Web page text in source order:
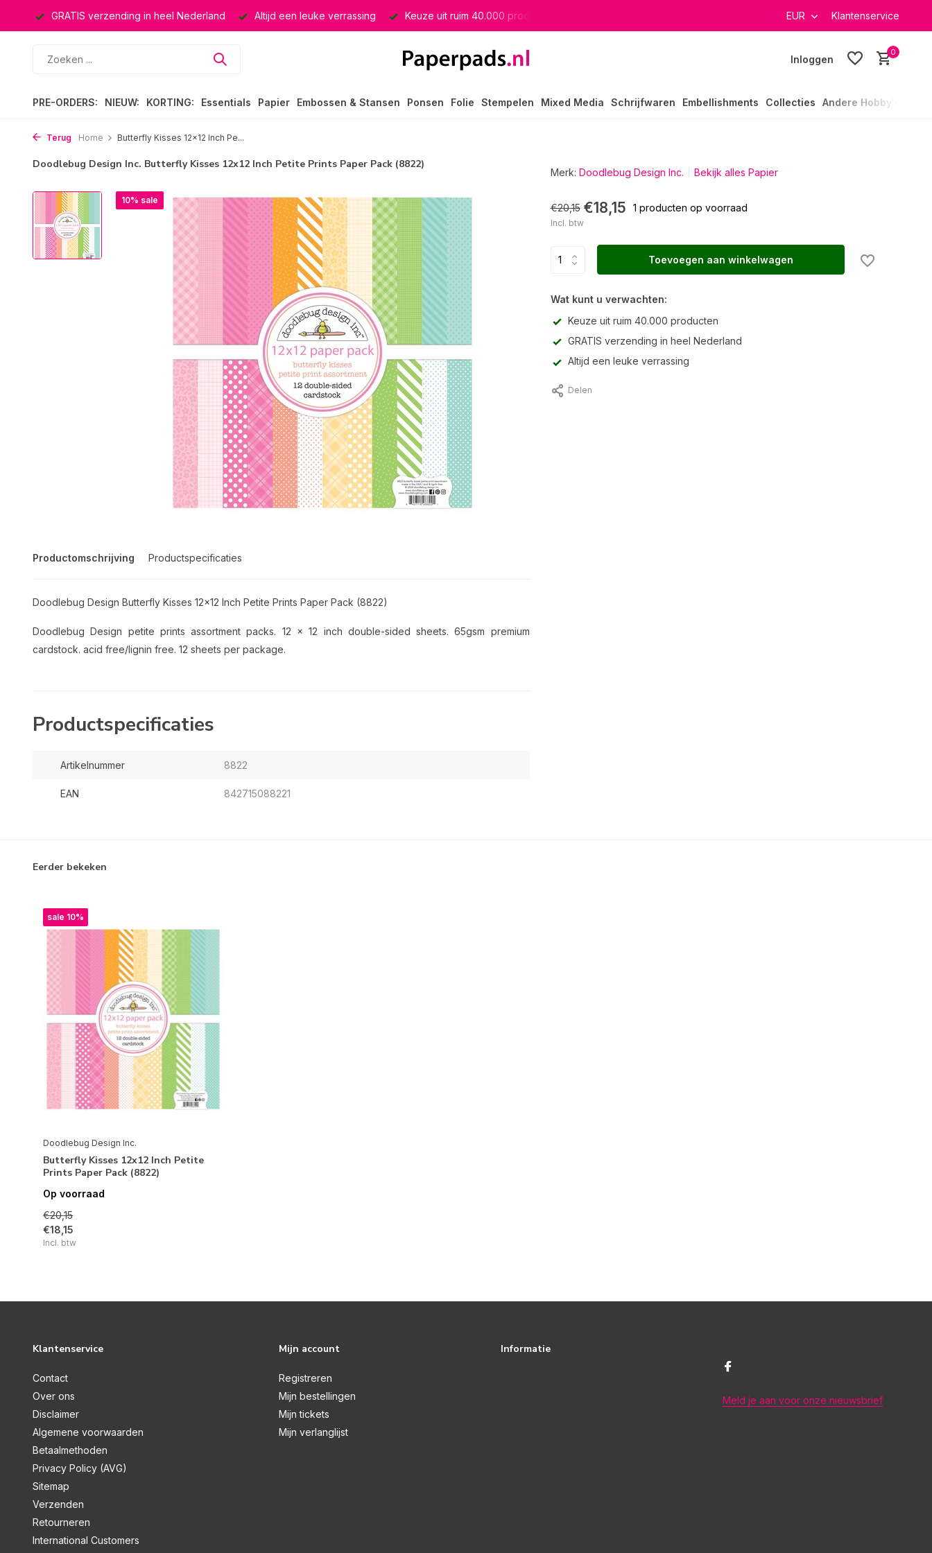
GRATIS verzending in heel Nederland Altijd een leuke verrassing Keuze uit ruim 40.000 producten EUR Klantenservice
Inloggen
0
PRE-ORDERS: NIEUW: KORTING: Essentials Papier Embossen & Stansen Ponsen Folie Stempelen Mixed Media Schrijfwaren Embellishments Collecties Andere Hobby's
Terug Home Butterfly Kisses 12x12 Inch Pe...
Doodlebug Design Inc. Butterfly Kisses 12x12 Inch Petite Prints Paper Pack (8822)
10% sale
Productomschrijving Productspecificaties
Doodlebug Design Butterfly Kisses 12x12 Inch Petite Prints Paper Pack (8822)
Doodlebug Design petite prints assortment packs. 12 x 12 inch double-sided sheets. 65gsm premium
cardstock. acid free/lignin free. 12 sheets per package.
Productspecificaties
Artikelnummer 8822
EAN 842715088221
Merk: Doodlebug Design Inc. Bekijk alles Papier
€20,15 €18,15 1 producten op voorraad
Incl. btw
Toevoegen aan winkelwagen
Wat kunt u verwachten:
Keuze uit ruim 40.000 producten
GRATIS verzending in heel Nederland
Altijd een leuke verrassing
Delen
Eerder bekeken
sale 10%
Doodlebug Design Inc.
Butterfly Kisses 12x12 Inch Petite
Prints Paper Pack (8822)
Op voorraad
€20,15
€18,15
Incl. btw
Klantenservice
Contact
Over ons
Disclaimer
Algemene voorwaarden
Betaalmethoden
Privacy Policy (AVG)
Sitemap
Verzenden
Retourneren
International Customers
Mijn account
Registreren
Mijn bestellingen
Mijn tickets
Mijn verlanglijst
Informatie
Meld je aan voor onze nieuwsbrief